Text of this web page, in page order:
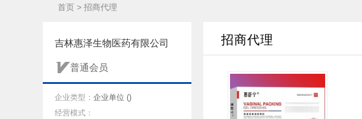
首页 > 招商代理
吉林惠泽生物医药有限公司
普通会员
企业类型： 企业单位 ()
经营模式：
招商代理